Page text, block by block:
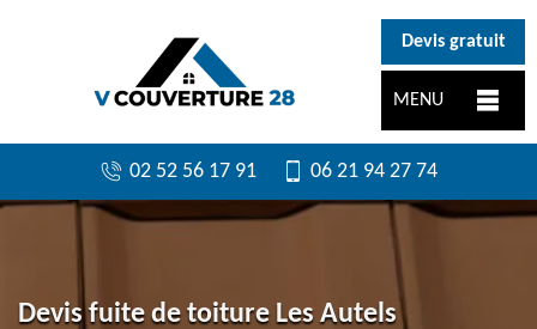
Devis gratuit
MENU
02 52 56 17 91 06 21 94 27 74
Devis fuite de toiture Les Autels